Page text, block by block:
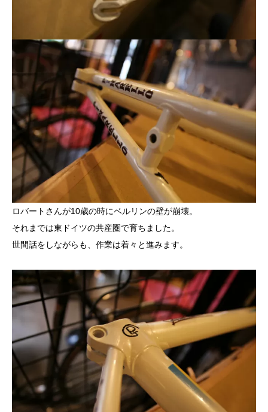
ロバートさんが10歳の時にベルリンの壁が崩壊。
それまでは東ドイツの共産圏で育ちました。
世間話をしながらも、作業は着々と進みます。